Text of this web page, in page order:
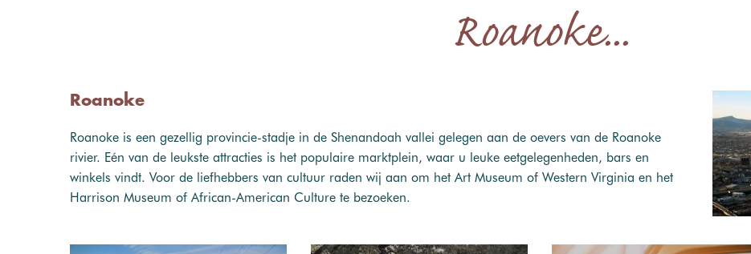
Roanoke...
Roanoke
Roanoke is een gezellig provincie-stadje in de Shenandoah vallei gelegen aan de oevers van de Roanoke
rivier. Eén van de leukste attracties is het populaire marktplein, waar u leuke eetgelegenheden, bars en
winkels vindt. Voor de liefhebbers van cultuur raden wij aan om het Art Museum of Western Virginia en het
Harrison Museum of African-American Culture te bezoeken.